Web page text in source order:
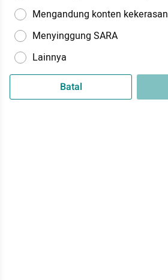
Mengandung konten kekerasan
Menyinggung SARA
Lainnya
Batal